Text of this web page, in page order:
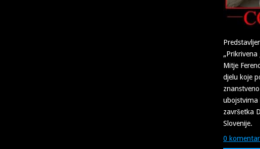
Mitje
djelu koje
ubojstvima
završetka
Slovenije.
0